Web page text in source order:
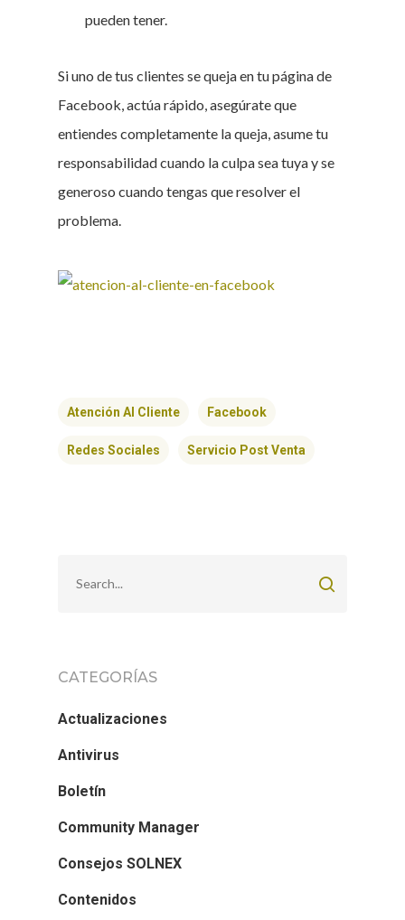
pueden tener.
Si uno de tus clientes se queja en tu página de
Facebook, actúa rápido, asegúrate que
entiendes completamente la queja, asume tu
responsabilidad cuando la culpa sea tuya y se
generoso cuando tengas que resolver el
problema.
Atención Al Cliente Facebook
Redes Sociales Servicio Post Venta
CATEGORÍAS
Actualizaciones
Antivirus
Boletín
Community Manager
Consejos SOLNEX
Contenidos